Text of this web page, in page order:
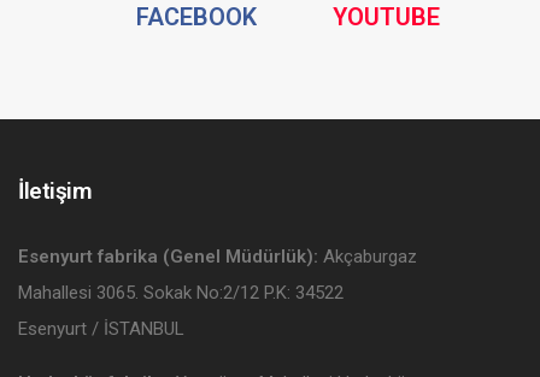
FACEBOOKSocial YOUTUBESocial
İletişim
Esenyurt fabrika (Genel Müdürlük): Akçaburgaz
Mahallesi 3065. Sokak No:2/12 P.K: 34522
Esenyurt / İSTANBUL